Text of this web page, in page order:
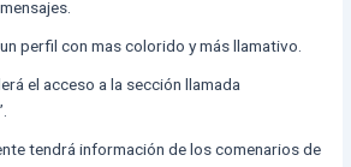
perfil con mas colorido y más llamativo.
el acceso a la sección llamada
tendrá información de los comenarios de